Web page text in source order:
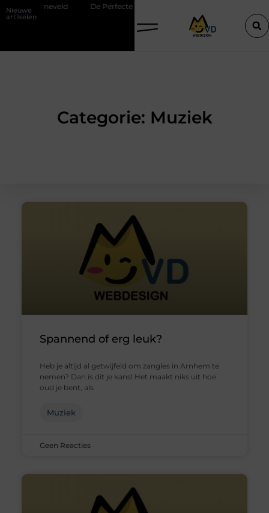
Nieuwe
artikelen
De Perfecte Gids voor Vloerbedekking in Purmerend
Categorie: Muziek
Spannend of erg leuk?
Heb je altijd al getwijfeld om zangles in Arnhem te
nemen? Dan is dit je kans! Het maakt niks uit hoe
oud je bent, als
Muziek
Geen Reacties